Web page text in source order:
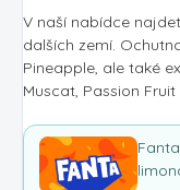
V naší nabídce
dalších zemí.
Pineapple, ale také
Muscat, Passion